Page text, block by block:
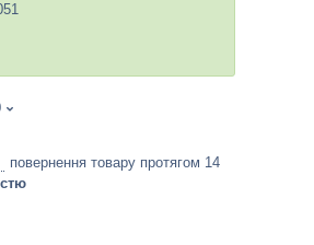
повернення товару протягом 14